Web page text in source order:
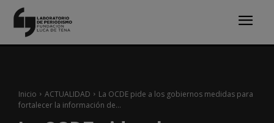
Inicio ACTUALIDAD
La OCDE pide a los gobiernos medidas para
fortalecer la información de...